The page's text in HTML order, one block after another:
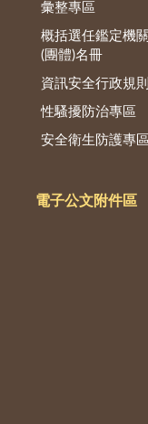
彙整專區
概括選任鑑定機關
(團體)名冊
資訊安全行政規則
性騷擾防治專區
安全衛生防護專區
電子公文附件區